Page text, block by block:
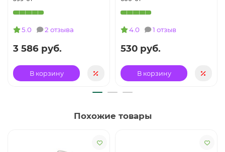
5.0 2 отзыва
3 586 руб.
В корзину
4.0 1 отзыв
530 руб.
В корзину
Похожие товары